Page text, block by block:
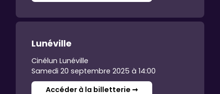
Lunéville
Cinélun Lunéville
Samedi 20 septembre 2025 à 14:00
Accéder à la billetterie ➞